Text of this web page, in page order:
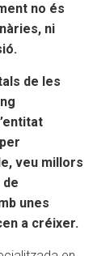
no és
ni
de les
veu millors
unes
a créixer.